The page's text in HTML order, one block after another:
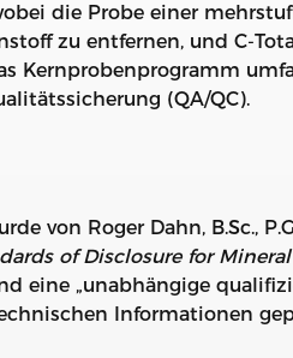
die Probe einer
zu entfernen, und C-
Kernprobenprogramm
(QA/QC).
von Roger Dahn, B.Sc.,
of Disclosure for
eine „unabhängige
Informationen